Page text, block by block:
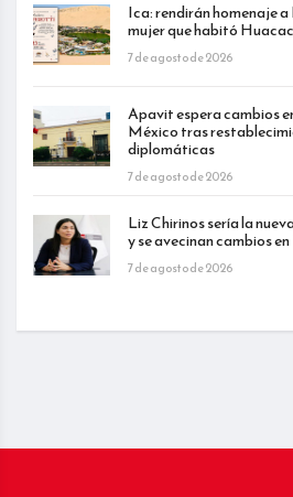
Ica: rendirán homenaje
mujer que habitó
7 de agosto de 2026
Apavit espera cambios
México tras
diplomáticas
7 de agosto de 2026
Liz Chirinos sería la
y se avecinan cambios
7 de agosto de 2026